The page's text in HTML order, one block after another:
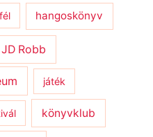
fél hangoskönyv
JD Robb
játék
könyvklub